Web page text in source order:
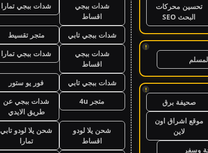
تحسين محركات
البحث SEO
!
!
صحيفة برق
موقع اشراق اون
لاين
وسفر
شدات ببجي
اقساط
شدات ببجي تمارا
شدات ببجي تابي
متجر تقسيط
شدات ببجي
اقساط
شدات ببجي تمارا
شدات ببجي تابي
فور يو ستور
متجر 4u
شدات ببجي عن
طريق الايدي
شحن يلا لودو
اقساط
شحن يلا لودو تابي
تمارا